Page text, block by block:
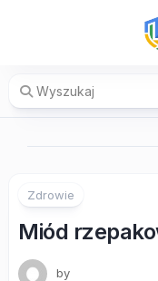
Zdrowie
Miód
by